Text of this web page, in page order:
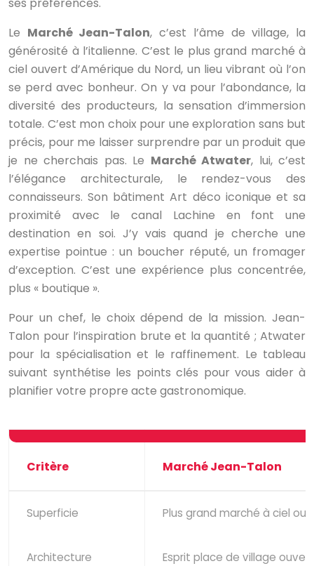
Le Marché Jean-Talon, c’est l’âme de village, la
générosité à l’italienne. C’est le plus grand marché à
ciel ouvert d’Amérique du Nord, un lieu vibrant où l’on
se perd avec bonheur. On y va pour l’abondance, la
diversité des producteurs, la sensation d’immersion
totale. C’est mon choix pour une exploration sans but
précis, pour me laisser surprendre par un produit que
je ne cherchais pas. Le Marché Atwater, lui, c’est
l’élégance architecturale, le rendez-vous des
connaisseurs. Son bâtiment Art déco iconique et sa
proximité avec le canal Lachine en font une
destination en soi. J’y vais quand je cherche une
expertise pointue : un boucher réputé, un fromager
d’exception. C’est une expérience plus concentrée,
plus « boutique ».
Pour un chef, le choix dépend de la mission. Jean-
Talon pour l’inspiration brute et la quantité ; Atwater
pour la spécialisation et le raffinement. Le tableau
suivant synthétise les points clés pour vous aider à
planifier votre propre acte gastronomique.
Critère Marché Jean-Talon
Superficie Plus grand marché à ciel
Architecture Esprit place de village